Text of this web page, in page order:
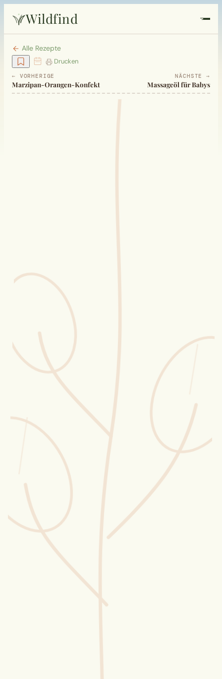
Wildfind
Startseite
Pflanzen
Blüten-Finder
Phänologie-Radar
Vogelstimmen
Gartenplaner
Düngeberater
Challenges
Wusstest du?
Sammlungen
Selber machen
Glossar
Alle Rezepte
Drucken
← VORHERIGE
Marzipan-Orangen-Konfekt
NÄCHSTE →
Massageöl für Babys